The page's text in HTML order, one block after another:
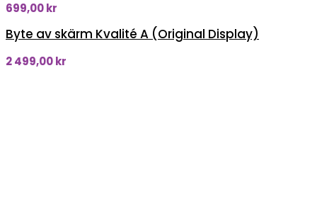
699,00kr
Byte av skärm Kvalité A (Original Display)
2 499,00kr